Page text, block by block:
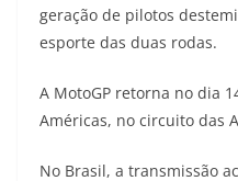
geração de pilotos
esporte das duas rodas.
A MotoGP retorna no dia
Américas, no circuito das
No Brasil, a transmissão